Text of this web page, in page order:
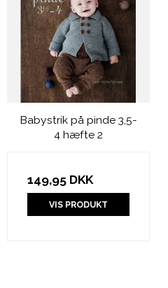
Babystrik på pinde 3,5-
4 hæfte 2
149,95 DKK
VIS PRODUKT